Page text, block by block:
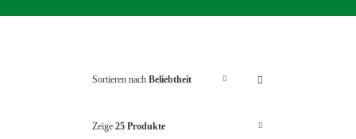
Sortieren nach Beliebtheit
Zeige 25 Produkte